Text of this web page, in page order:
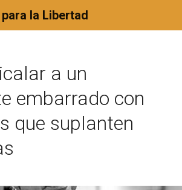
la Libertad
a un
embarrado con
que suplanten